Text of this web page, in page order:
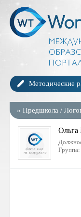
Методические
» Предшкола /
Ольга
Группа: